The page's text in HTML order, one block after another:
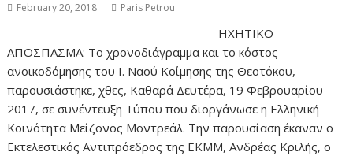
February 20, 2018 Paris Petrou
ΗΧΗΤΙΚΟ
ΑΠΟΣΠΑΣΜΑ: Το χρονοδιάγραμμα και το κόστος
ανοικοδόμησης του Ι. Ναού Κοίμησης της Θεοτόκου,
παρουσιάστηκε, χθες, Καθαρά Δευτέρα, 19 Φεβρουαρίου
2017, σε συνέντευξη Τύπου που διοργάνωσε η Ελληνική
Κοινότητα Μείζονος Μοντρεάλ. Την παρουσίαση έκαναν ο
Εκτελεστικός Αντιπρόεδρος της ΕΚΜΜ, Ανδρέας Κριλής, ο